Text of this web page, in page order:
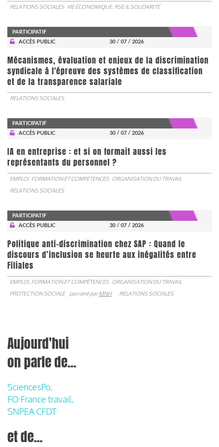
RELATIONS SOCIALES VIE ÉCONOMIQUE, RSE & SOLIDARITÉ
PARTICIPATIF
ACCÈS PUBLIC
30 / 07 / 2026
Mécanismes, évaluation et enjeux de la discrimination
syndicale à l'épreuve des systèmes de classification
et de la transparence salariale
RELATIONS SOCIALES
PARTICIPATIF
ACCÈS PUBLIC
30 / 07 / 2026
IA en entreprise : et si on formait aussi les
représentants du personnel ?
EMPLOI, FORMATION ET COMPÉTENCES ORGANISATION DU TRAVAIL
RELATIONS SOCIALES
PARTICIPATIF
ACCÈS PUBLIC
30 / 07 / 2026
Politique anti-discrimination chez SAP : Quand le
discours d’inclusion se heurte aux inégalités entre
Filiales
EMPLOI, FORMATION ET COMPÉTENCES ORGANISATION DU TRAVAIL
PROTECTION SOCIALE
parrainé parMNH RELATIONS SOCIALES
Aujourd'hui
on parle de...
SciencesPo,
FO France travail,
SNPEA CFDT
et de...